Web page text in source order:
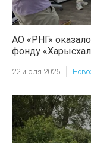
АО «РНГ»
фонду
22 июля 2026